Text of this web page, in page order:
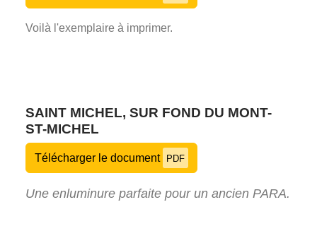
Voilà l'exemplaire à imprimer.
SAINT MICHEL, SUR FOND DU MONT-
ST-MICHEL
Télécharger le document PDF
Une enluminure parfaite pour un ancien PARA.